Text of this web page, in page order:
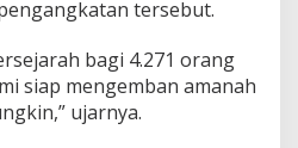
tersebut.
bagi 4.271 orang
siap mengemban amanah
ujarnya.